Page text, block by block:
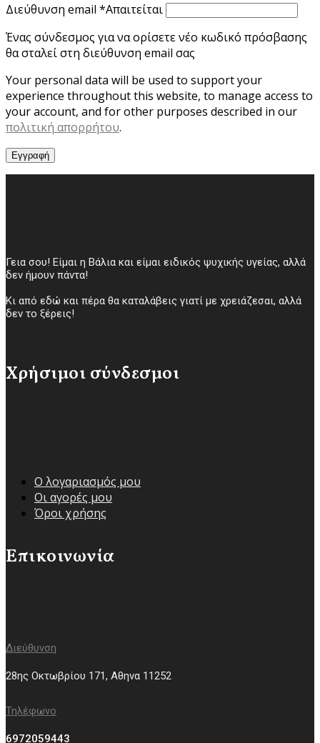
Διεύθυνση email *Απαιτείται
Ένας σύνδεσμος για να ορίσετε νέο κωδικό πρόσβασης
θα σταλεί στη διεύθυνση email σας
Your personal data will be used to support your
experience throughout this website, to manage access to
your account, and for other purposes described in our
πολιτική απορρήτου.
Εγγραφή
Γεια σου! Είμαι η Βάλια και είμαι ειδικός ψυχικής υγείας, αλλά
δεν ήμουν πάντα!
Κι από εδώ και πέρα θα καταλάβεις γιατί με χρειάζεσαι, αλλά
δεν το ξέρεις!
Χρήσιμοι σύνδεσμοι
Ο λογαριασμός μου
Οι αγορές μου
Όροι χρήσης
Επικοινωνία
Διεύθυνση
28ης Οκτωβρίου 171, Aθηνα 11252
Τηλέφωνο
6972059443